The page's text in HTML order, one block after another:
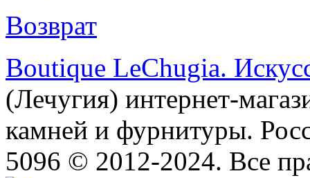
Возврат
Boutique LeChugia.
(Лечугия) интернет-
камней и фурнитуры.
5096 © 2012-2024. Все